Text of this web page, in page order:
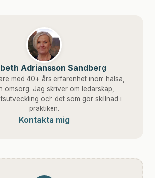
Adriansson Sandberg
med 40+ års erfarenhet inom hälsa,
omsorg. Jag skriver om ledarskap,
och det som gör skillnad i
praktiken.
Kontakta mig